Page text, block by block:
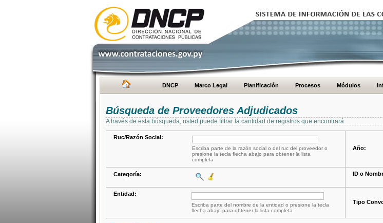
DNCP Marco Legal Planificación Procesos Módulos
Búsqueda de Proveedores Adjudicados
A través de esta búsqueda, usted puede filtrar la cantidad de registros que encontrará
Ruc/Razón Social:
Escriba parte de la razón social o del ruc del proveedor o
presione la tecla flecha abajo para obtener la lista
completa
Año:
Categoría: ID o
Entidad:
Escriba parte del nombre de la entidad o presione la tecla
flecha abajo para obtener la lista completa
Tipo